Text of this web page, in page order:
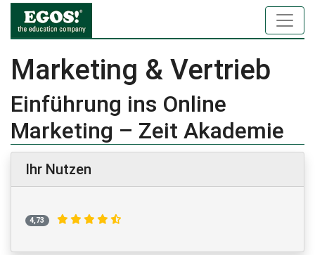
Marketing & Vertrieb
Einführung ins Online
Marketing – Zeit Akademie
Ihr Nutzen
4,73